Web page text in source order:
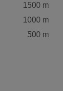
1500 m
1000 m
500 m